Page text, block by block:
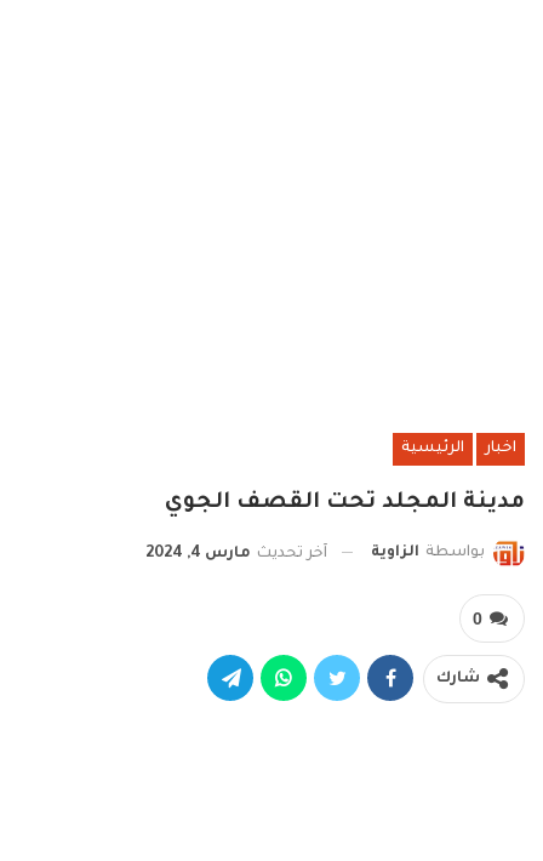
اخبار الرئيسية
مدينة المجلد تحت القصف الجوي
بواسطة الزاوية آخر تحديث مارس 4, 2024
0
شارك